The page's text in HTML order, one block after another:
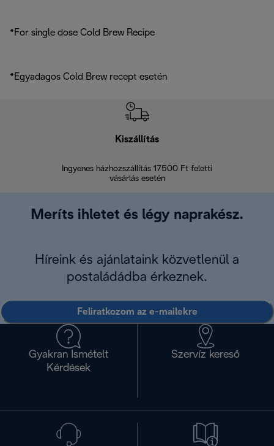
*For single dose Cold Brew Recipe
*Egyadagos Cold Brew recept esetén
Kiszállítás
Ingyenes házhozszállítás 17500 Ft feletti
vásárlás esetén
Meríts ihletet és légy naprakész.
Híreink és ajánlataink közvetlenül a
postaládádba érkeznek.
Feliratkozom az e-mailekre
Gyakran Ismételt
Kérdések
Szervíz kereső